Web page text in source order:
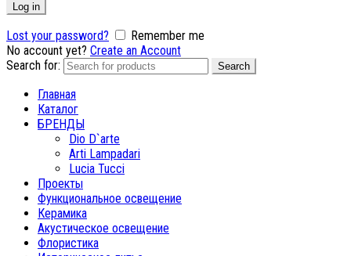
Log in
Lost your password?
Remember me
No account yet? Create an Account
Search for:
Search
Главная
Каталог
БРЕНДЫ
Dio D`arte
Arti Lampadari
Lucia Tucci
Проекты
Функциональное освещение
Керамика
Акустическое освещение
Флористика